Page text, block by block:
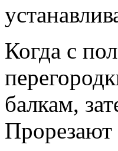
Когда с
балкам,
Прорезают